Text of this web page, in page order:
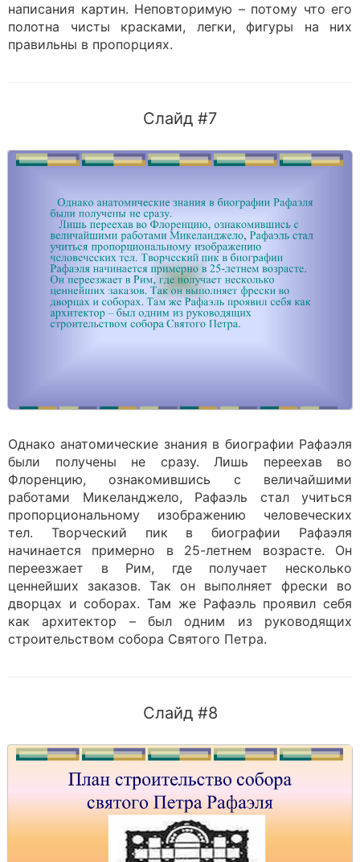
написания картин. Неповторимую – потому что его
полотна чисты красками, легки, фигуры на них
правильны в пропорциях.
Слайд #7
Однако анатомические знания в биографии Рафаэля
были получены не сразу. Лишь переехав во
Флоренцию, ознакомившись с величайшими
работами Микеланджело, Рафаэль стал учиться
пропорциональному изображению человеческих
тел. Творческий пик в биографии Рафаэля
начинается примерно в 25-летнем возрасте. Он
переезжает в Рим, где получает несколько
ценнейших заказов. Так он выполняет фрески во
дворцах и соборах. Там же Рафаэль проявил себя
как архитектор – был одним из руководящих
строительством собора Святого Петра.
Слайд #8